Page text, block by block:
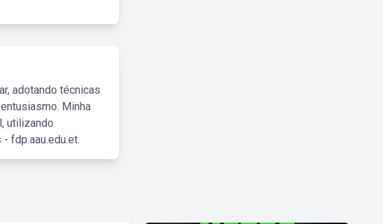
adotando técnicas
Minha
utilizando
fdp.aau.edu.et.